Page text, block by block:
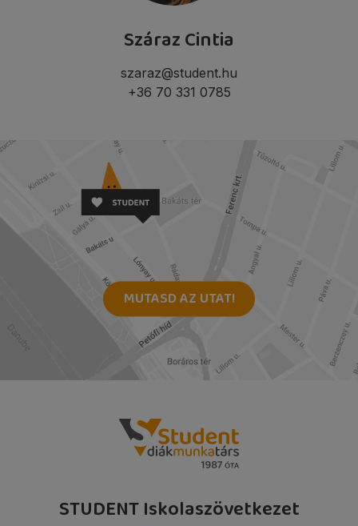
Száraz Cintia
szaraz@student.hu
+36 70 331 0785
MUTASD AZ UTAT!
STUDENT Iskolaszövetkezet